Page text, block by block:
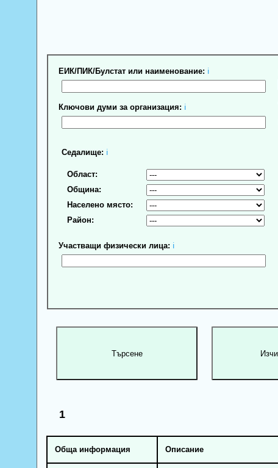
ЕИК/ПИК/Булстат или наименование: ℹ
Ключови думи за организация: ℹ
Седалище: ℹ
Област:
Община:
Населено място:
Район:
Участващи физически лица: ℹ
1
Обща информация Описание